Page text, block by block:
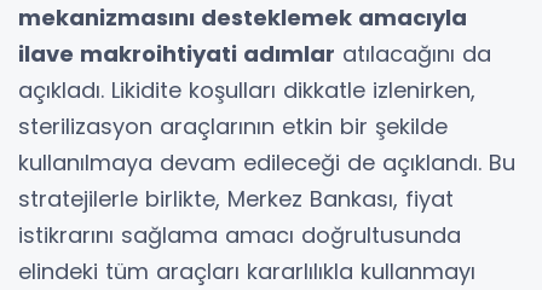
mekanizmasını desteklemek amacıyla
ilave makroihtiyati adımlar atılacağını da
açıkladı. Likidite koşulları dikkatle izlenirken,
sterilizasyon araçlarının etkin bir şekilde
kullanılmaya devam edileceği de açıklandı. Bu
stratejilerle birlikte, Merkez Bankası, fiyat
istikrarını sağlama amacı doğrultusunda
elindeki tüm araçları kararlılıkla kullanmayı